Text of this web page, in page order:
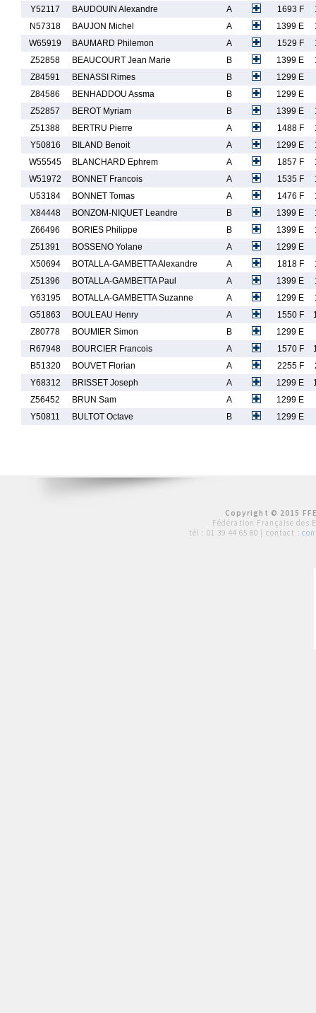
Y52117
BAUDOUIN Alexandre A 1693 F
N57318
BAUJON Michel A 1399 E
W65919
BAUMARD Philemon A 1529 F
Z52858
BEAUCOURT Jean Marie B 1399 E
Z84591
BENASSI Rimes B
1299 E
Z84586
BENHADDOU Assma B
1299 E
Z52857
BEROT Myriam B 1399 E
Z51388
BERTRU Pierre A 1488 F
Y50816
BILAND Benoit A 1299 E
W55545
BLANCHARD Ephrem A 1857 F
W51972
BONNET Francois A 1535 F
U53184
BONNET Tomas A 1476 F
X84448
BONZOM-NIQUET Leandre B 1399 E
Z66496
BORIES Philippe B 1399 E
Z51391
BOSSENO Yolane A
1299 E
X50694
BOTALLA-GAMBETTA Alexandre A 1818 F
Z51396
BOTALLA-GAMBETTA Paul A 1399 E
Y63195
BOTALLA-GAMBETTA Suzanne A 1299 E
G51863
BOULEAU Henry A 1550 F
Z80778
BOUMIER Simon B
1299 E
R67948
BOURCIER Francois A 1570 F
B51320
BOUVET Florian A 2255 F
Y68312
BRISSET Joseph A 1299 E
Z56452
BRUN Sam A
1299 E
Y50811
BULTOT Octave B 1299 E
Copyright © 2015
Fédération Française des
tél : 01 39 44 65 80 | contact :